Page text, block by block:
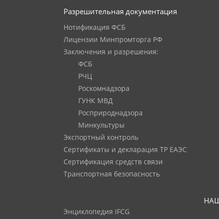
Разрешительная документация
Нотификация ФСБ
Лицензии Минпромторга РФ
Заключения и разрешения:
ФСБ
РЧЦ
Роскомнадзора
ГУНК МВД
Росприроднадзора
Минкультуры
Экспортный контроль
Сертификаты и декларация ТР ЕАЭС
Сертификация средств связи
Транспортная безопасность
Энциклопедия IFCG